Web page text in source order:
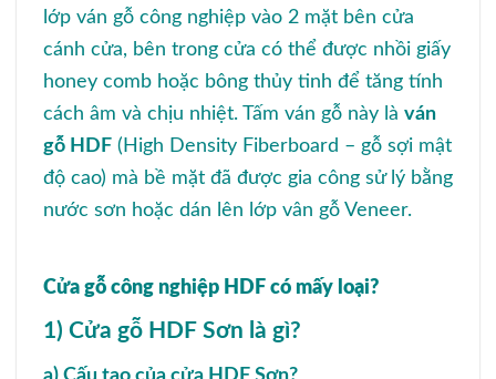
lớp ván gỗ công nghiệp vào 2 mặt bên cửa
cánh cửa, bên trong cửa có thể được nhồi giấy
honey comb hoặc bông thủy tinh để tăng tính
cách âm và chịu nhiệt. Tấm ván gỗ này là ván
gỗ HDF (High Density Fiberboard – gỗ sợi mật
độ cao) mà bề mặt đã được gia công sử lý bằng
nước sơn hoặc dán lên lớp vân gỗ Veneer.
Cửa gỗ công nghiệp HDF có mấy loại?
1) Cửa gỗ HDF Sơn là gì?